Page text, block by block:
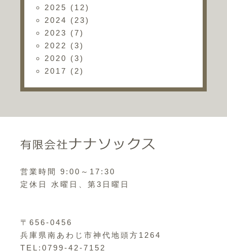
2025
(12)
2024
(23)
2023
(7)
2022
(3)
2020
(3)
2017
(2)
営業時間 9:00～17:30
定休日 水曜日、第3日曜日
〒656-0456
兵庫県南あわじ市神代地頭方1264
TEL:0799-42-7152